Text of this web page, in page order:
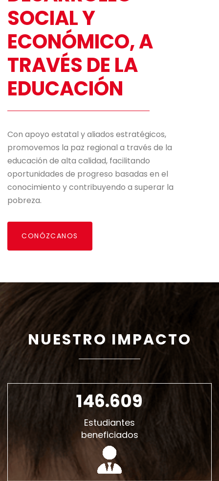
SOCIAL Y
ECONÓMICO, A
TRAVÉS DE LA
EDUCACIÓN
Con apoyo estatal y aliados estratégicos,
promovemos la paz regional a través de la
educación de alta calidad, facilitando
oportunidades de progreso basadas en el
conocimiento y contribuyendo a superar la
pobreza.
CONÓZCANOS
NUESTRO IMPACTO
146.609
Estudiantes
beneficiados